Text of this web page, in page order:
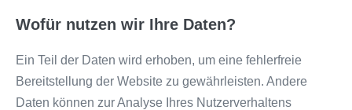
Wofür nutzen wir Ihre Daten?
Ein Teil der Daten wird erhoben, um eine fehlerfreie
Bereitstellung der Website zu gewährleisten. Andere
Daten können zur Analyse Ihres Nutzerverhaltens